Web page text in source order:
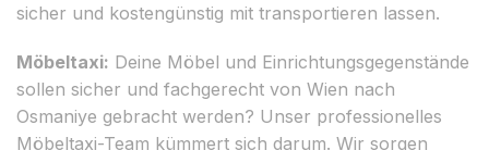
sicher und kostengünstig mit transportieren lassen.
Möbeltaxi: Deine Möbel und Einrichtungsgegenstände
sollen sicher und fachgerecht von Wien nach
Osmaniye gebracht werden? Unser professionelles
Möbeltaxi-Team kümmert sich darum. Wir sorgen